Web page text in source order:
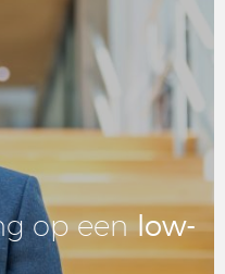
op eenlow-